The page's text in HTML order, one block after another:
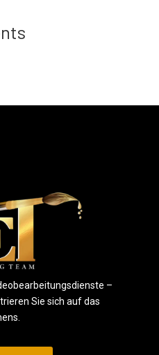
–
Sie sich auf das